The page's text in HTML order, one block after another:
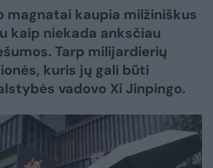
magnatai kaupia milžiniškus
kaip niekada anksčiau
Tarp milijardierių
kuris jų gali būti
vadovo Xi Jinpingo.